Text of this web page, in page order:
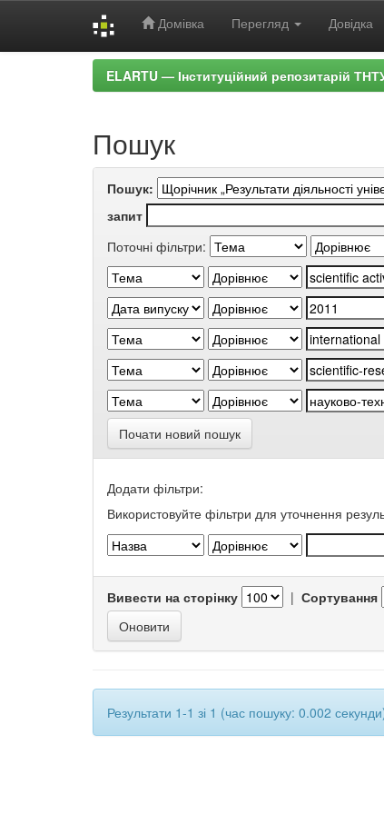
Домівка Перегляд Довідка
ELARTU — Інституційний репозитарій
Пошук
Пошук:
запит
Поточні фільтри:
Почати новий пошук
Додати фільтри:
Використовуйте фільтри для уточнення
Вивести на сторінку | Сортування
Результати 1-1 зі 1 (час пошуку: 0.002